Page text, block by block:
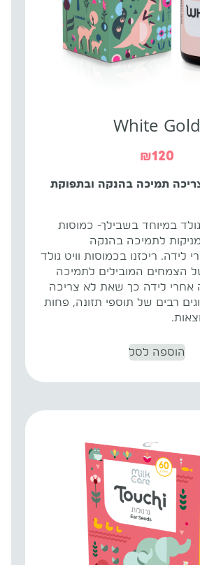
White Gold
₪120
תמיכה בהנקה ובתפוקת
גולד במיוחד בשבילך- כמוסות
לתמיכה בהנקה
לידה. ריכזנו בכמוסות וויט גולד
המובילים לתמיכה
אחרי לידה כך שאת לא צריכה
רבים של תוספי תזונה, פחות
הוספה לסל